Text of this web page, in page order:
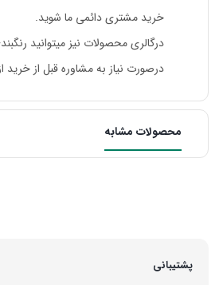
خرید مشتری دائمی ما شوید.
درگالری محصولات نیز میتوانید
درصورت نیاز به مشاوره قبل از خرید
محصولات مشابه
پشتیبانی